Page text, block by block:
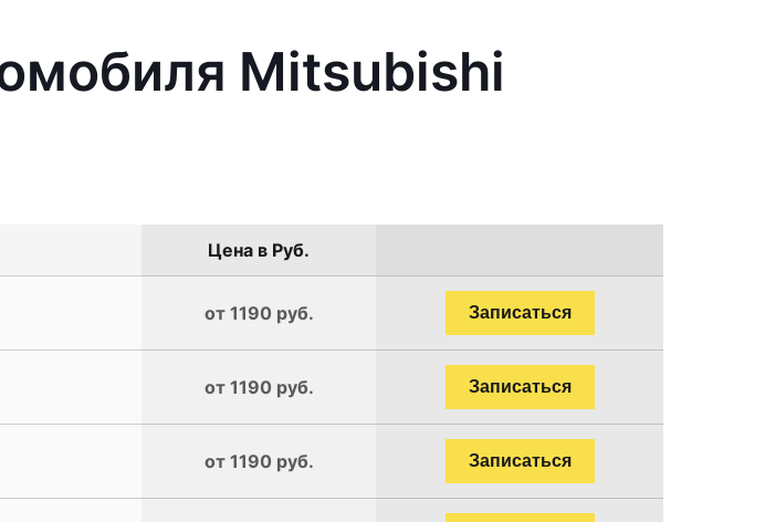
Mitsubishi
Цена в Руб.
от 1190 руб. Записаться
от 1190 руб. Записаться
от 1190 руб. Записаться